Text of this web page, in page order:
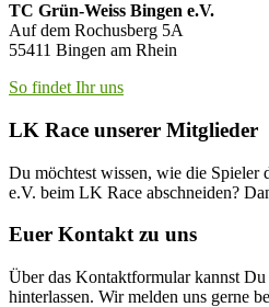
TC Grün-Weiss Bingen e.V.
Auf dem Rochusberg 5A
55411 Bingen am Rhein
So findet Ihr uns
LK Race unserer Mitglieder
Du möchtest wissen, wie die Spieler
e.V. beim LK Race abschneiden?
Euer Kontakt zu uns
Über das Kontaktformular kannst
hinterlassen. Wir melden uns gerne